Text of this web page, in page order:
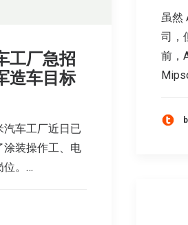
虽然
司，
前，
工厂急招
造车目标
车工厂近日已
涂装操作工、电
位。…